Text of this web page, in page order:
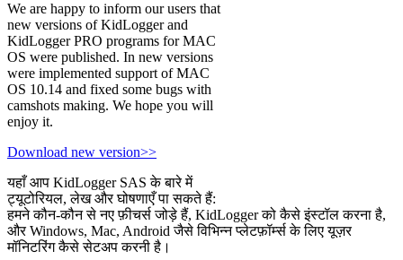
We are happy to inform our users that
new versions of KidLogger and
KidLogger PRO programs for MAC
OS were published. In new versions
were implemented support of MAC
OS 10.14 and fixed some bugs with
camshots making. We hope you will
enjoy it.
Download new version>>
यहाँ आप KidLogger SAS के बारे में
ट्यूटोरियल, लेख और घोषणाएँ पा सकते हैं:
हमने कौन-कौन से नए फ़ीचर्स जोड़े हैं, KidLogger को कैसे इंस्टॉल करना है,
और Windows, Mac, Android जैसे विभिन्न प्लेटफ़ॉर्म्स के लिए यूज़र
मॉनिटरिंग कैसे सेटअप करनी है।